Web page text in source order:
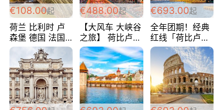
€108.00起
荷兰 比利时 卢
森堡 德国 法国
超爽玩遍西欧 循
环线 全程四星宾
馆 108欧/人/天
€488.00起
【大风车 大峡谷
之旅】 荷比卢德
法 巴黎上下 经
典五国四日游
488欧/人
€693.00起
全年团期！经典
红线「荷比卢德
法」七天循环 五
国 仅售99欧/人/
天！巴黎上下！
包拼房~